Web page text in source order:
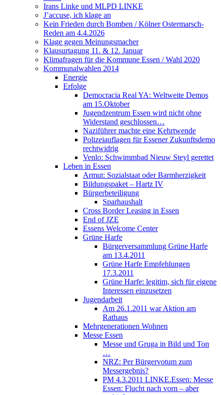
Irans Linke und MLPD LINKE
J’accuse, ich klage an
Kein Frieden durch Bomben / Kölner Ostermarsch-
Reden am 4.4.2026
Klage gegen Meinungsmacher
Klausurtagung 11. & 12. Januar
Klimafragen für die Kommune Essen / Wahl 2020
Kommunalwahlen 2014
Energie
Erfolge
Democracia Real YA: Weltweite Demos
am 15.Oktober
Jugendzentrum Essen wird nicht ohne
Widerstand geschlossen…
Naziführer machte eine Kehrtwende
Polizeiauflagen für Essener Zukunftsdemo
rechtwidrig
Venlo: Schwimmbad Nieuw Steyl gerettet
Leben in Essen
Armut: Sozialstaat oder Barmherzigkeit
Bildungspaket – Hartz IV
Bürgerbeteiligung
Sparhaushalt
Cross Border Leasing in Essen
End of JZE
Essens Welcome Center
Grüne Harfe
Bürgerversammlung Grüne Harfe
am 13.4.2011
Grüne Harfe Empfehlungen
17.3.2011
Grüne Harfe: legitim, sich für eigene
Interessen einzusetzen
Jugendarbeit
Am 26.1.2011 war Aktion am
Rathaus
Mehrgenerationen Wohnen
Messe Essen
Messe und Gruga in Bild und Ton
…
NRZ: Per Bürgervotum zum
Messergebnis?
PM 4.3.2011 LINKE.Essen: Messe
Essen: Flucht nach vorn – aber